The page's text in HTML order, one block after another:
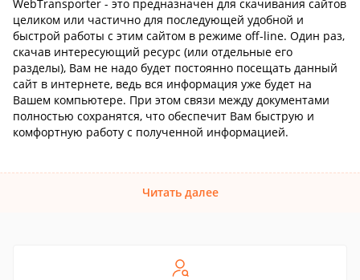
WebTransporter - это предназначен для скачивания сайтов
целиком или частично для последующей удобной и
быстрой работы с этим сайтом в режиме off-line. Один раз,
скачав интересующий ресурс (или отдельные его
разделы), Вам не надо будет постоянно посещать данный
сайт в интернете, ведь вся информация уже будет на
Вашем компьютере. При этом связи между документами
полностью сохранятся, что обеспечит Вам быструю и
комфортную работу с полученной информацией.
Читать далее